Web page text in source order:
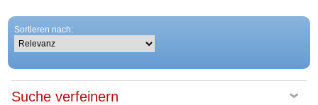
Sortieren nach:
Suche verfeinern